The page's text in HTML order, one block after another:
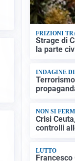
FRIZIONI
Strage di
la parte
INDAGINE
NON SI
Crisi
controlli
LUTTO